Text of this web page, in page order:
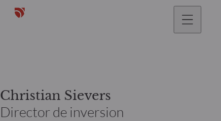
Christian Sievers
Director de inversion